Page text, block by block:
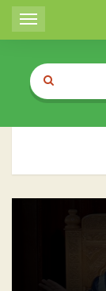
Toggle